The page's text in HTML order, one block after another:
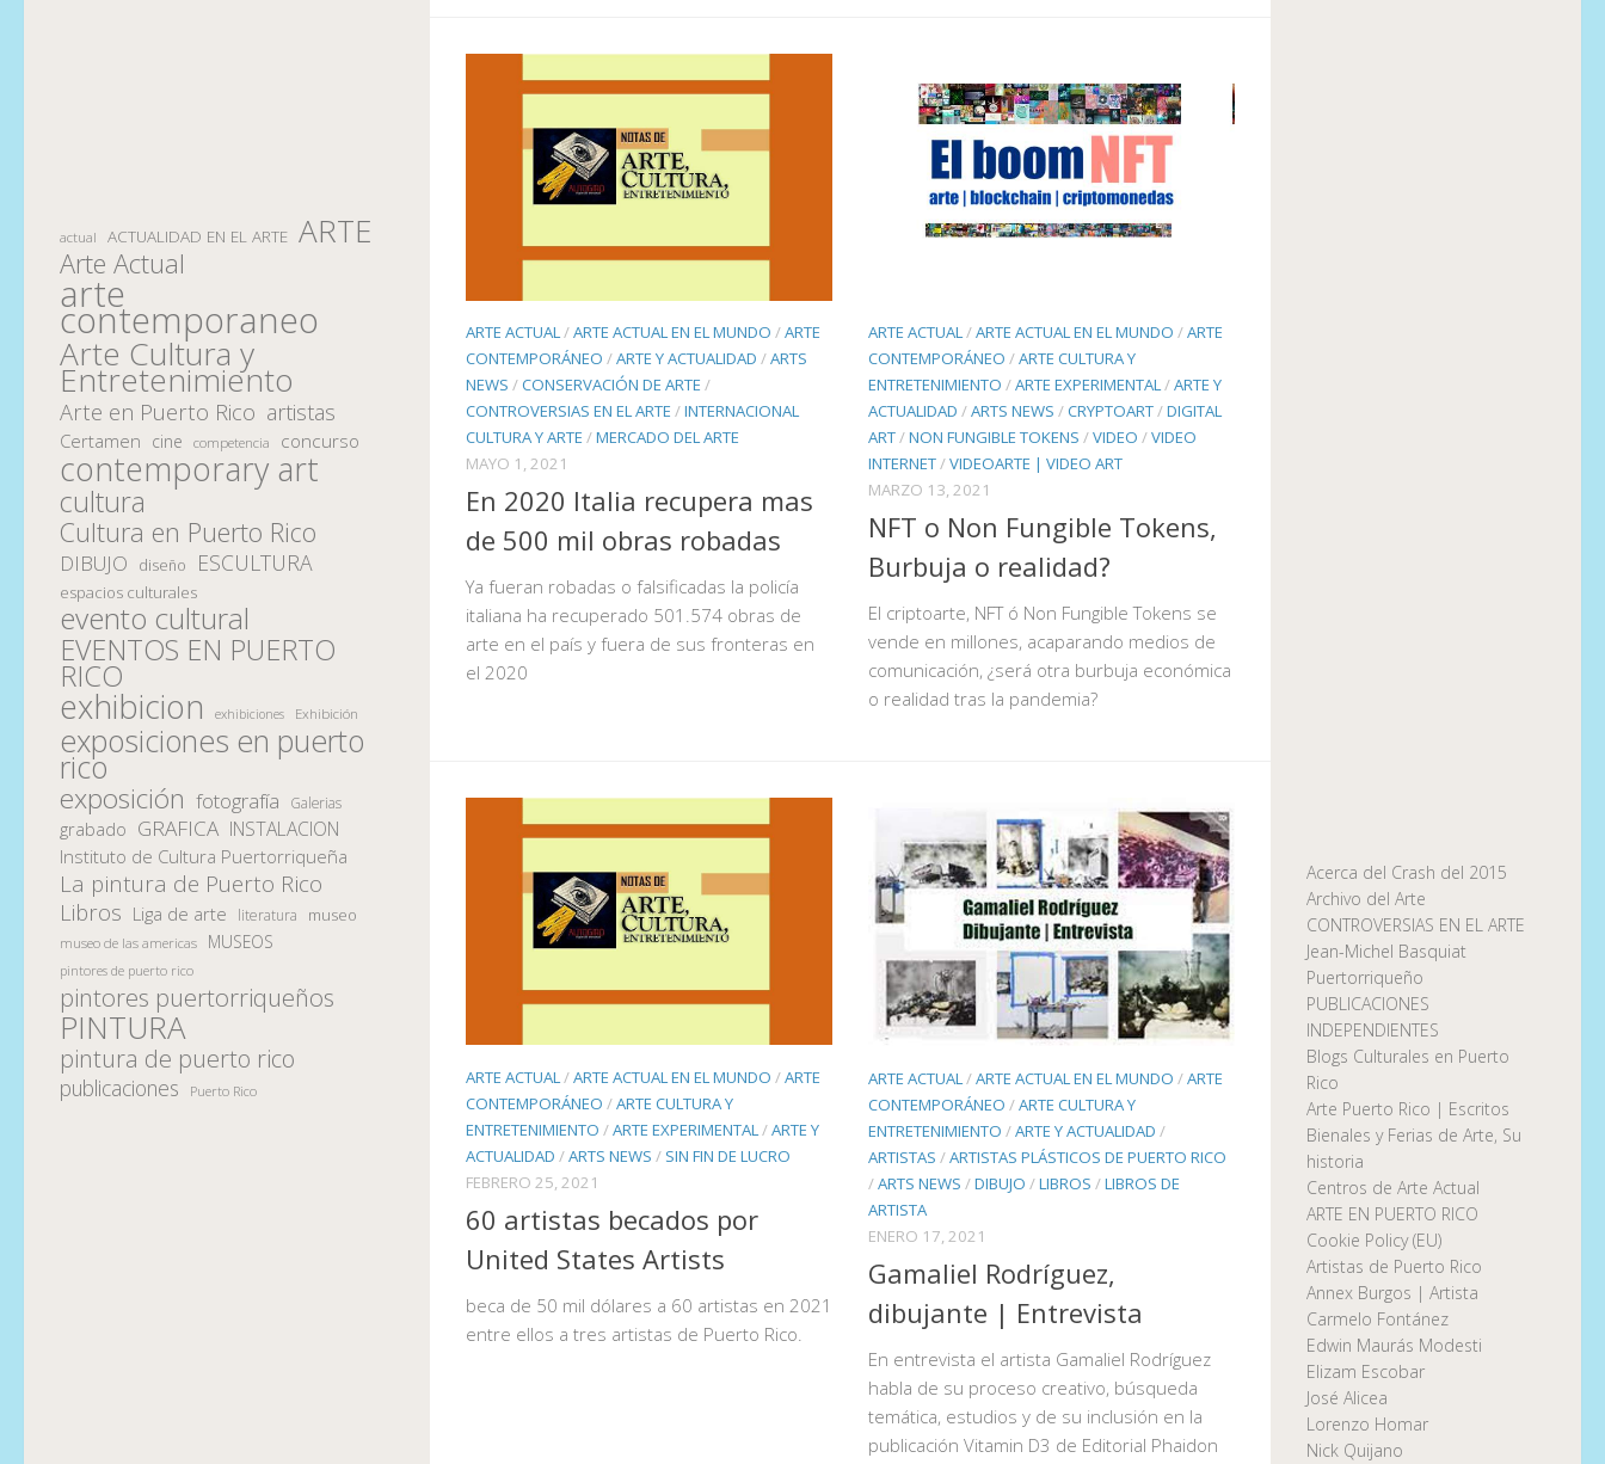
ARTE ACTUAL/ARTE ACTUAL EN EL MUNDO /ARTE
CONTEMPORÁNEO /ARTE Y ACTUALIDAD /ARTS
NEWS /CONSERVACIÓN DE ARTE /
CONTROVERSIAS EN EL ARTE /INTERNACIONAL
CULTURA Y ARTE /MERCADO DEL ARTE
MAYO 1, 2021
En 2020 Italia recupera mas
de 500 mil obras robadas
Ya fueran robadas o falsificadas la policía
italiana ha recuperado 501.574 obras de
arte en el país y fuera de sus fronteras en
el 2020
ARTE ACTUAL/ARTE ACTUAL EN EL MUNDO /ARTE
CONTEMPORÁNEO /ARTE CULTURA Y
ENTRETENIMIENTO /ARTE EXPERIMENTAL/ARTE Y
ACTUALIDAD /ARTS NEWS /CRYPTOART/DIGITAL
ART/NON FUNGIBLE TOKENS /VIDEO /VIDEO
INTERNET/VIDEOARTE | VIDEO ART
MARZO 13, 2021
NFT o Non Fungible Tokens,
Burbuja o realidad?
El criptoarte, NFT ó Non Fungible Tokens se
vende en millones, acaparando medios de
comunicación, ¿será otra burbuja económica
o realidad tras la pandemia?
ARTE ACTUAL/ARTE ACTUAL EN EL MUNDO /ARTE
CONTEMPORÁNEO /ARTE CULTURA Y
ENTRETENIMIENTO /ARTE EXPERIMENTAL/ARTE Y
ACTUALIDAD /ARTS NEWS / SIN FIN DE LUCRO
FEBRERO 25, 2021
60 artistas becados por
United States Artists
beca de 50 mil dólares a 60 artistas en 2021
entre ellos a tres artistas de Puerto Rico.
ARTE ACTUAL/ARTE ACTUAL EN EL MUNDO /ARTE
CONTEMPORÁNEO /ARTE CULTURA Y
ENTRETENIMIENTO /ARTE Y ACTUALIDAD /
ARTISTAS /ARTISTAS PLÁSTICOS DE PUERTO RICO
/ARTS NEWS /DIBUJO /LIBROS /LIBROS DE
ARTISTA
ENERO 17, 2021
Gamaliel Rodríguez,
dibujante | Entrevista
En entrevista el artista Gamaliel Rodríguez
habla de su proceso creativo, búsqueda
temática, estudios y de su inclusión en la
publicación Vitamin D3 de Editorial Phaidon
actual ACTUALIDAD EN EL ARTE ARTE
Arte Actual
arte
contemporaneo
Arte Cultura y
Entretenimiento
Arte en Puerto Rico artistas
Certamen cine competencia concurso
contemporary art
cultura
Cultura en Puerto Rico
DIBUJO diseño ESCULTURA
espacios culturales
evento cultural
EVENTOS EN PUERTO
RICO
exhibicion exhibiciones Exhibición
exposiciones en puerto
rico
exposición fotografía Galerias
grabado GRAFICA INSTALACION
Instituto de Cultura Puertorriqueña
La pintura de Puerto Rico
Libros Liga de arte literatura museo
museo de las americas MUSEOS
pintores de puerto rico
pintores puertorriqueños
PINTURA
pintura de puerto rico
publicaciones Puerto Rico
Acerca del Crash del 2015
Archivo del Arte
CONTROVERSIAS EN EL ARTE
Jean-Michel Basquiat
Puertorriqueño
PUBLICACIONES
INDEPENDIENTES
Blogs Culturales en Puerto
Rico
Arte Puerto Rico | Escritos
Bienales y Ferias de Arte, Su
historia
Centros de Arte Actual
ARTE EN PUERTO RICO
Cookie Policy (EU)
Artistas de Puerto Rico
Annex Burgos | Artista
Carmelo Fontánez
Edwin Maurás Modesti
Elizam Escobar
José Alicea
Lorenzo Homar
Nick Quijano